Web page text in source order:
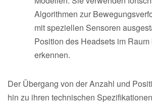
Algorithmen zur
mit speziellen Sensoren
Position des Headsets im
erkennen.
Der Übergang von der Anzahl und
hin zu ihren technischen